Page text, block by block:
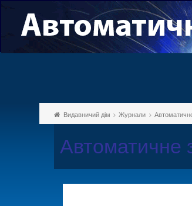
Видавничий дім Журнали